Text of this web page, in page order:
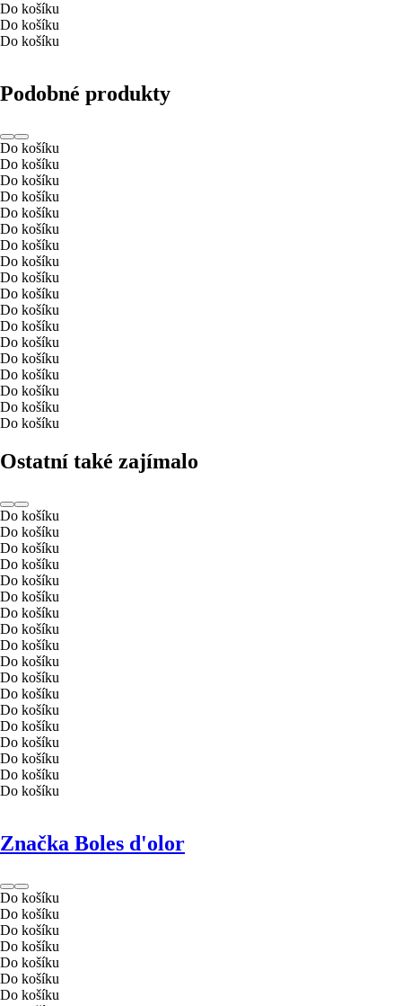
Do košíku
Do košíku
Do košíku
Podobné produkty
Do košíku
Do košíku
Do košíku
Do košíku
Do košíku
Do košíku
Do košíku
Do košíku
Do košíku
Do košíku
Do košíku
Do košíku
Do košíku
Do košíku
Do košíku
Do košíku
Do košíku
Do košíku
Ostatní také zajímalo
Do košíku
Do košíku
Do košíku
Do košíku
Do košíku
Do košíku
Do košíku
Do košíku
Do košíku
Do košíku
Do košíku
Do košíku
Do košíku
Do košíku
Do košíku
Do košíku
Do košíku
Do košíku
Značka Boles d'olor
Do košíku
Do košíku
Do košíku
Do košíku
Do košíku
Do košíku
Do košíku